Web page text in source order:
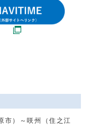
市）～咲州（住之江